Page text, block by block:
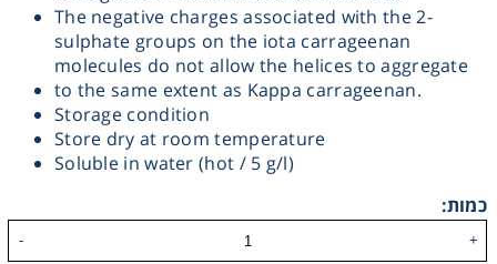
The negative charges associated with the 2-
sulphate groups on the iota carrageenan
molecules do not allow the helices to aggregate
to the same extent as Kappa carrageenan.
Storage condition
Store dry at room temperature
Soluble in water (hot / 5 g/l)
כמות:
+
-
Microscopy
Pumps
Sample Preparation
Shaking & Stirring